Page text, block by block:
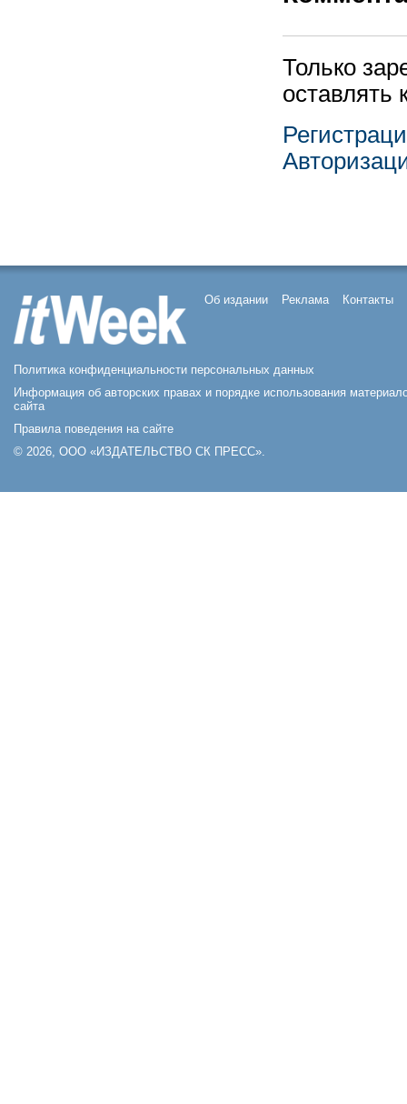
Только
оставлять
Об издании Реклама Контакты
Политика конфиденциальности персональных данных
Информация об авторских правах и порядке использования
сайта
Правила поведения на сайте
© 2026, ООО «ИЗДАТЕЛЬСТВО СК ПРЕСС».